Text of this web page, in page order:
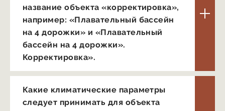
название объекта «корректировка»,
например: «Плавательный бассейн
на 4 дорожки» и «Плавательный
бассейн на 4 дорожки».
Корректировка».
Какие климатические параметры
следует принимать для объекта